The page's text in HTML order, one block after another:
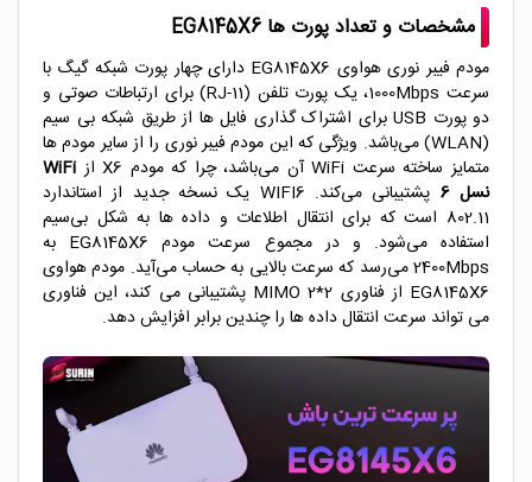
مشخصات و تعداد پورت ها EG8145X6
مودم فیبر نوری هواوی EG8145X6 دارای چهار پورت شبکه گیگ با
سرعت 1000Mbps، یک پورت تلفن (RJ-11) برای ارتباطات صوتی و
دو پورت USB برای اشتراک گذاری فایل ها از طریق شبکه بی سیم
(WLAN) می‌باشد. ویژگی که این مودم فیبر نوری را از سایر مودم ها
متمایز ساخته سرعت WiFi آن می‌باشد، چرا که مودم X6 از
WiFi
نسل 6
پشتیبانی می‌کند. WIFI6 یک نسخه جدید از استاندارد
802.11 است که برای انتقال اطلاعات و داده ها به شکل بی‌سیم
استفاده می‌شود. و در مجموع سرعت مودم EG8145X6 به
2400Mbps می‌رسد که سرعت بالایی به حساب می‌آید. مودم هواوی
EG8145X6 از فناوری MIMO 2*2 پشتیبانی می کند، این فناوری
می تواند سرعت انتقال داده ها را چندین برابر افزایش دهد.